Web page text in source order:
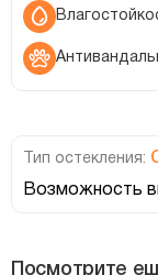
Тип остекления:
Возможность
Посмотрите